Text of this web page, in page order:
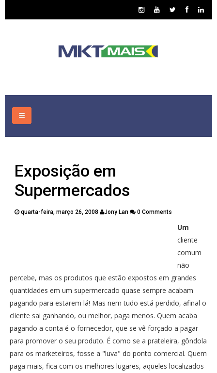
CONSULTORIA
ASSUNTOS
PUBLICAÇÕES
Exposição em
Supermercados
quarta-feira, março 26, 2008 Jony Lan 0 Comments
Um
cliente
comum
não
percebe, mas os produtos que estão expostos em grandes
quantidades em um supermercado quase sempre acabam
pagando para estarem lá! Mas nem tudo está perdido, afinal o
cliente sai ganhando, ou melhor, paga menos. Quem acaba
pagando a conta é o fornecedor, que se vê forçado a pagar
para promover o seu produto. É como se a prateleira, gôndola
para os marketeiros, fosse a "luva" do ponto comercial. Quem
paga mais, fica com os melhores lugares, aqueles localizados